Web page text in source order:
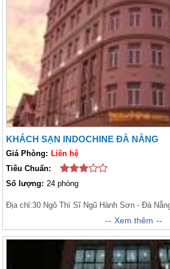
KHÁCH SẠN INDOCHINE ĐÀ NẴNG
Giá Phòng: Liên hệ
Tiêu Chuẩn:
Số lượng: 24 phòng
Địa chỉ:30 Ngô Thì Sĩ Ngũ Hành Sơn - Đà
Xem thêm
Nằm trên bãi biển phía trước của Đà Nẵng
một khách sạn hoàn toàn mới và gần đây đã
Tư 2011. Khách sạn bao gồm 24 phòng được
tour du lịch Đà Nẵng.
Xem thêm